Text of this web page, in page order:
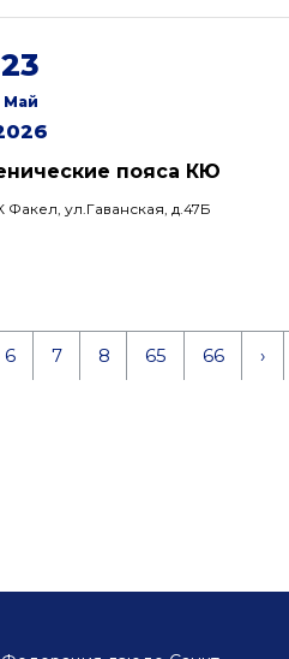
23
Май
пояса КЮ
ул.Гаванская, д.47Б
6 7 8 65 66 ›